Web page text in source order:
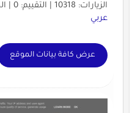
الزيارات: 10318 | التقييم: 0 | المقيّمين: 0 | الدولة:
عربي
عرض كافة بيانات الموقع